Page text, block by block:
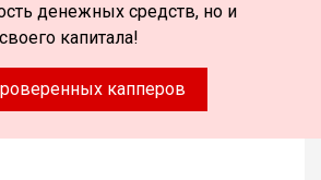
денежных средств, но и
капитала!
капперов